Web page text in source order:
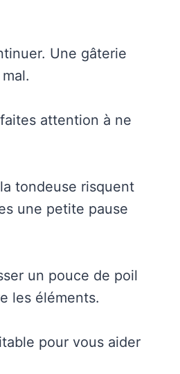
Une gâterie
attention à ne
tondeuse risquent
une petite pause
un pouce de poil
les éléments.
pour vous aider